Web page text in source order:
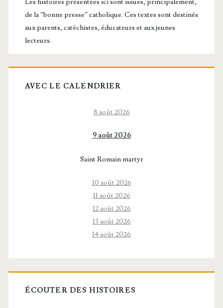
principale
de la “bonne presse” catholique. Ces textes sont destinés
aux parents, catéchistes, éducateurs et aux jeunes
lecteurs.
AVEC LE CALENDRIER
8 août 2026
9 août 2026
Saint Romain martyr
10 août 2026
11 août 2026
12 août 2026
13 août 2026
14 août 2026
ÉCOUTER DES HISTOIRES